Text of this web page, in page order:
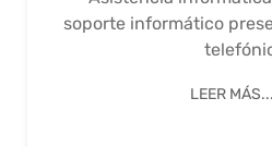
soporte informático
LEER MÁS...